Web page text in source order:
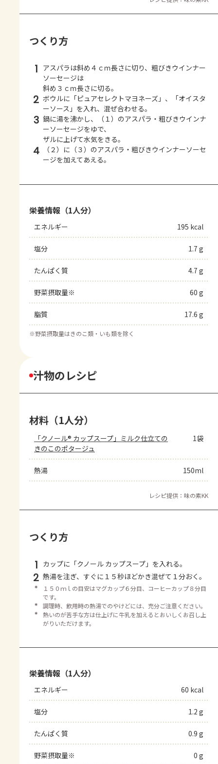
つくり方
1 アスパラは斜め４ｃｍ長さに切り、粗びきウインナー
ソーセージは
斜め３ｃｍ長さに切る。
2 ボウルに「ピュアセレクトマヨネーズ」、「オイスタ
ーソース」を入れ、混ぜ合わせる。
3 鍋に湯を沸かし、（１）のアスパラ・粗びきウインナ
ーソーセージをゆで、
ザルに上げて水気をきる。
4
（２）に（３）のアスパラ・粗びきウインナーソーセ
ージを加えてあえる。
栄養情報（1人分）
エネルギー 195 kcal
塩分 1.7 g
たんぱく質 4.7 g
野菜摂取量※ 60 g
脂質 17.6 g
※野菜摂取量はきのこ類・いも類を除く
汁物のレシピ
材料（1人分）
「クノール® カップスープ」ミルク仕立ての
きのこのポタージュ
1袋
熱湯 150ml
レシピ提供：味の素KK
つくり方
1 カップに「クノール カップスープ」を入れる。
2 熱湯を注ぎ、すぐに１５秒ほどかき混ぜて１分おく。
＊
１５０ｍｌの目安はマグカップ６分目、コーヒーカップ８分目
です。
＊
調理時、飲用時の熱湯でのやけどには、充分ご注意ください。
＊
熱いのが苦手な方は仕上げに牛乳を加えるとおいしくお召し上
がりいただけます。
栄養情報（1人分）
エネルギー 60 kcal
塩分 1.2 g
たんぱく質 0.9 g
野菜摂取量※ 0 g